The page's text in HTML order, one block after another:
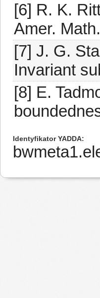
[6] R. K.
Amer.
[7] J. G.
Invariant
[8] E.
Identyfikator YADDA